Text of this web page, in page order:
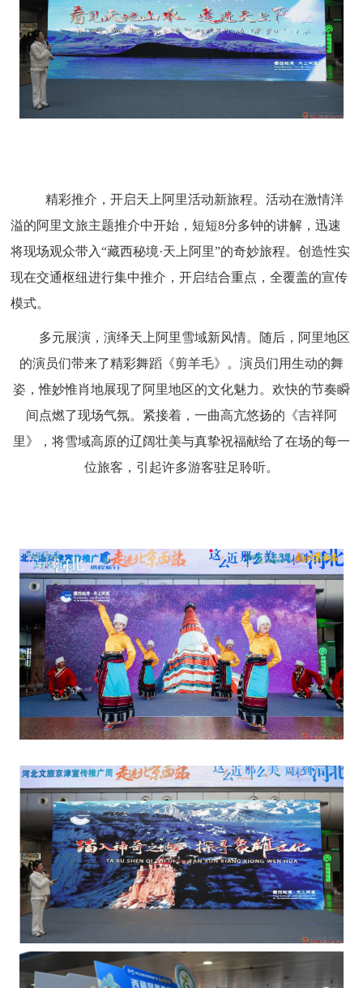
精彩推介，开启天上阿里活动新旅程。活动在激情洋
溢的阿里文旅主题推介中开始，短短8分多钟的讲解，迅速
将现场观众带入“藏西秘境·天上阿里”的奇妙旅程。创造性实
现在交通枢纽进行集中推介，开启结合重点，全覆盖的宣传
模式。
多元展演，演绎天上阿里雪域新风情。 随后， 阿里地区
的演员们带来了精彩舞蹈《剪羊毛》。演员们用生动的舞
姿，惟妙惟肖地展现了阿里地区的文化魅力。 欢快的节奏瞬
间点燃了现场气氛。紧接着，一曲高亢悠扬的《吉祥阿
里》，将雪域高原的辽阔壮美与真挚祝福献给了在场的每一
位旅客， 引起许多游客驻足聆听。